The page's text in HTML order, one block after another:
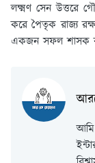
লক্ষ্মণ সেন উত্তরে
করে পৈতৃক রাজ্য
একজন সফল শাসক